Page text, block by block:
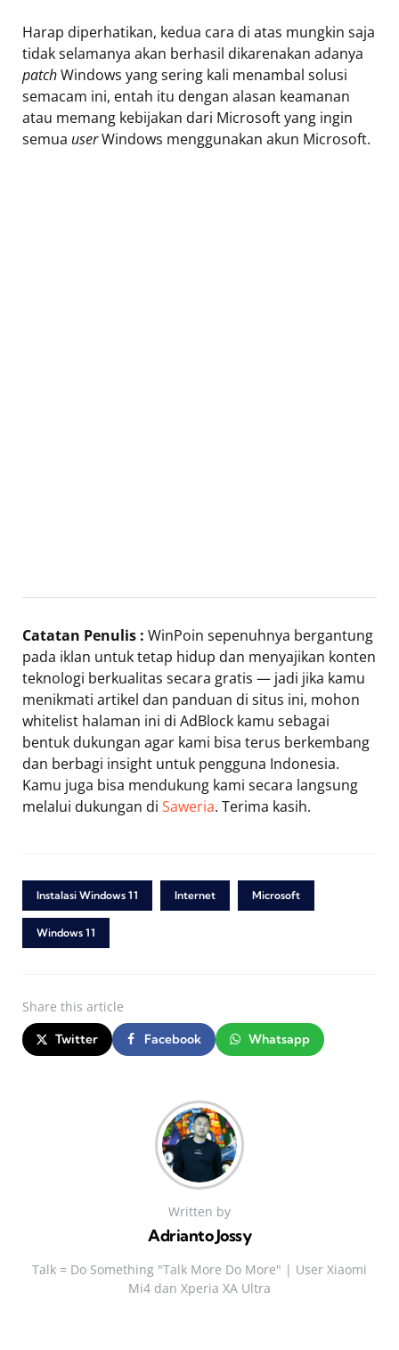
Harap diperhatikan, kedua cara di atas mungkin saja
tidak selamanya akan berhasil dikarenakan adanya
patchWindows yang sering kali menambal solusi
semacam ini, entah itu dengan alasan keamanan
atau memang kebijakan dari Microsoft yang ingin
semua userWindows menggunakan akun Microsoft.
Catatan Penulis : WinPoin sepenuhnya bergantung
pada iklan untuk tetap hidup dan menyajikan konten
teknologi berkualitas secara gratis — jadi jika kamu
menikmati artikel dan panduan di situs ini, mohon
whitelist halaman ini di AdBlock kamu sebagai
bentuk dukungan agar kami bisa terus berkembang
dan berbagi insight untuk pengguna Indonesia.
Kamu juga bisa mendukung kami secara langsung
melalui dukungan di Saweria. Terima kasih.
Instalasi Windows 11 Internet Microsoft
Windows 11
Share this article
Twitter Facebook Whatsapp
Written by
Adrianto Jossy
Talk = Do Something "Talk More Do More" | User Xiaomi
Mi4 dan Xperia XA Ultra